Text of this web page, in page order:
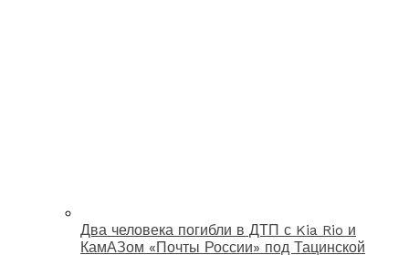
Два человека погибли в ДТП с Kia Rio и
КамАЗом «Почты России» под Тацинской